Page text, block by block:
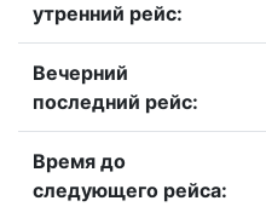
утренний рейс:
Вечерний
последний рейс:
Время до
следующего рейса: